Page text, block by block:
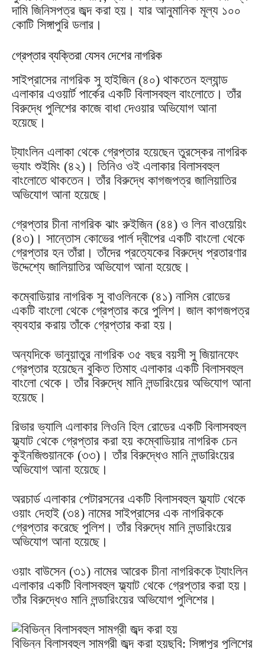
দামি জিনিসপত্র জব্দ করা হয়। যার আনুমানিক মূল্য ১০০
কোটি সিঙ্গাপুরি ডলার।
গ্রেপ্তার ব্যক্তিরা যেসব দেশের নাগরিক
সাইপ্রাসের নাগরিক সু হাইজিন (৪০) থাকতেন হল্যান্ড
এলাকার এওয়ার্ট পার্কের একটি বিলাসবহুল বাংলোতে। তাঁর
বিরুদ্ধে পুলিশের কাজে বাধা দেওয়ার অভিযোগ আনা
হয়েছে।
ট্যাংলিন এলাকা থেকে গ্রেপ্তার হয়েছেন তুরস্কের নাগরিক
ভ্যাং শুইমিং (৪২)। তিনিও ওই এলাকার বিলাসবহুল
বাংলোতে থাকতেন। তাঁর বিরুদ্ধে কাগজপত্র জালিয়াতির
অভিযোগ আনা হয়েছে।
গ্রেপ্তার চীনা নাগরিক ঝাং রুইজিন (৪৪) ও লিন বাওয়েয়িং
(৪৩)। সান্তোস কোভের পার্ল দ্বীপের একটি বাংলো থেকে
গ্রেপ্তার হন তাঁরা। তাঁদের প্রত্যেকের বিরুদ্ধে প্রতারণার
উদ্দেশ্যে জালিয়াতির অভিযোগ আনা হয়েছে।
কম্বোডিয়ার নাগরিক সু বাওলিনকে (৪১) নাসিম রোডের
একটি বাংলো থেকে গ্রেপ্তার করে পুলিশ। জাল কাগজপত্র
ব্যবহার করায় তাঁকে গ্রেপ্তার করা হয়।
অন্যদিকে ভানুয়াতুর নাগরিক ৩৫ বছর বয়সী সু জিয়ানফেং
গ্রেপ্তার হয়েছেন বুকিত তিমাহ এলাকার একটি বিলাসবহুল
বাংলো থেকে। তাঁর বিরুদ্ধে মানি লন্ডারিংয়ের অভিযোগ আনা
হয়েছে।
রিভার ভ্যালি এলাকার লিওনি হিল রোডের একটি বিলাসবহুল
ফ্ল্যাট থেকে গ্রেপ্তার করা হয় কম্বোডিয়ার নাগরিক চেন
কুইনজিগুয়ানকে (৩৩)। তাঁর বিরুদ্ধেও মানি লন্ডারিংয়ের
অভিযোগ আনা হয়েছে।
অরচার্ড এলাকার পেটারসনের একটি বিলাসবহুল ফ্ল্যাট থেকে
ওয়াং দেহাই (৩৪) নামের সাইপ্রাসের এক নাগরিককে
গ্রেপ্তার করেছে পুলিশ। তাঁর বিরুদ্ধে মানি লন্ডারিংয়ের
অভিযোগ আনা হয়েছে।
ওয়াং বাউসেন (৩১) নামের আরেক চীনা নাগরিককে ট্যাংলিন
এলাকার একটি বিলাসবহুল ফ্ল্যাট থেকে গ্রেপ্তার করা হয়।
তাঁর বিরুদ্ধেও মানি লন্ডারিংয়ের অভিযোগ পুলিশের।
বিভিন্ন বিলাসবহুল সামগ্রী জব্দ করা হয়ছবি: সিঙ্গাপুর পুলিশের